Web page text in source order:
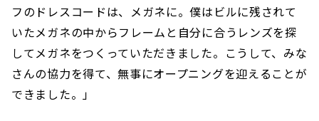
フのドレスコードは、メガネに。僕はビルに残されて
いたメガネの中からフレームと自分に合うレンズを探
してメガネをつくっていただきました。こうして、みな
さんの協力を得て、無事にオープニングを迎えることが
できました。」